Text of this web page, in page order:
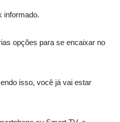
informado.
opções para se encaixar no
isso, você já vai estar